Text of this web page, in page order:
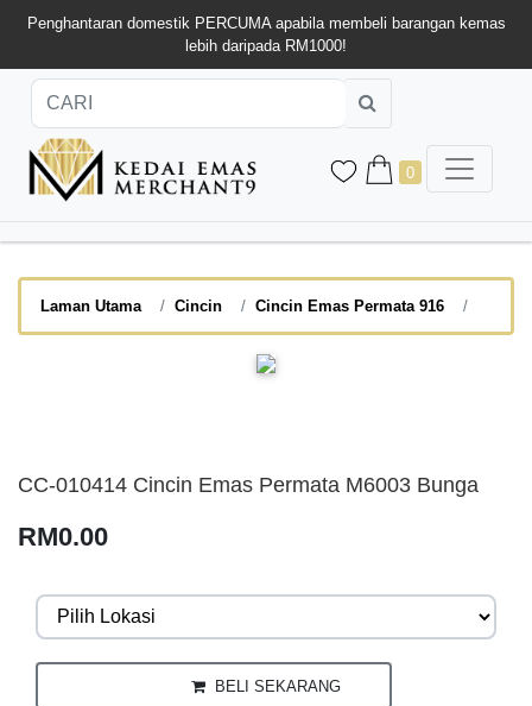
Penghantaran domestik PERCUMA apabila membeli barangan kemas
lebih daripada RM1000!
0
Laman Utama Cincin Cincin Emas Permata 916
CC-010414 Cincin Emas Permata M6003 Bunga
RM0.00
BELI SEKARANG